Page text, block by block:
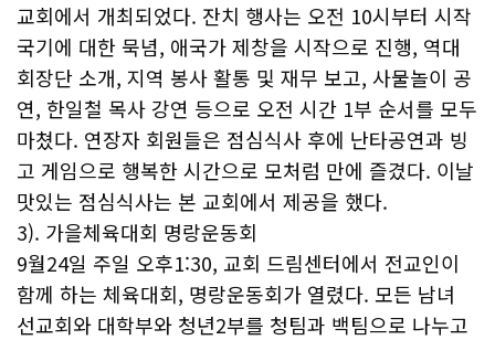
교회에서 개최되었다. 잔치 행사는 오전 10시부터 시작
국기에 대한 묵념, 애국가 제창을 시작으로 진행, 역대
회장단 소개, 지역 봉사 활통 및 재무 보고, 사물놀이 공
연, 한일철 목사 강연 등으로 오전 시간 1부 순서를 모두
마쳤다. 연장자 회원들은 점심식사 후에 난타공연과 빙
고 게임으로 행복한 시간으로 모처럼 만에 즐겼다. 이날
맛있는 점심식사는 본 교회에서 제공을 했다.
3). 가을체육대회 명랑운동회
9월24일 주일 오후1:30, 교회 드림센터에서 전교인이
함께 하는 체육대회, 명랑운동회가 열렸다. 모든 남녀
선교회와 대학부와 청년2부를 청팀과 백팀으로 나누고